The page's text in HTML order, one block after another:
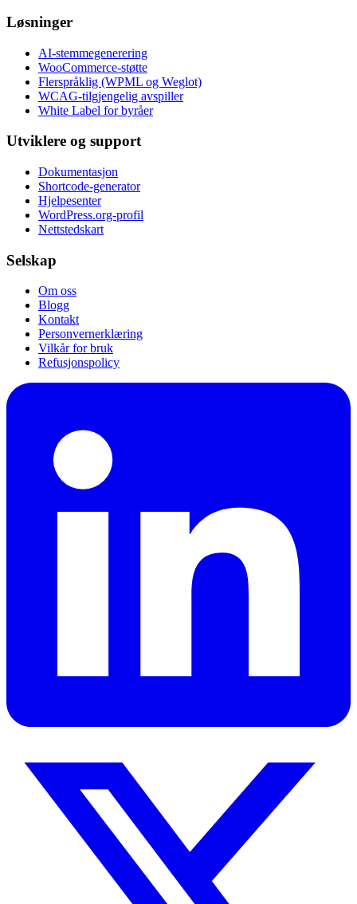
Løsninger
AI-stemmegenerering
WooCommerce-støtte
Flerspråklig (WPML og Weglot)
WCAG-tilgjengelig avspiller
White Label for byråer
Utviklere og support
Dokumentasjon
Shortcode-generator
Hjelpesenter
WordPress.org-profil
Nettstedskart
Selskap
Om oss
Blogg
Kontakt
Personvernerklæring
Vilkår for bruk
Refusjonspolicy